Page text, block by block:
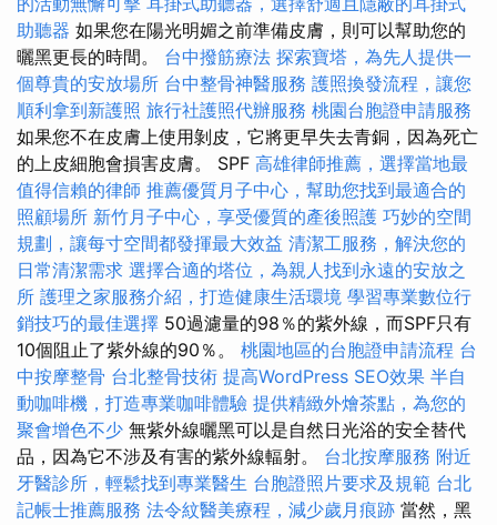
助聽器 如果您在陽光明媚之前準備皮膚，則可以幫助您的
曬黑更長的時間。 台中撥筋療法 探索寶塔，為先人提供一
個尊貴的安放場所 台中整骨神醫服務 護照換發流程，讓您
順利拿到新護照 旅行社護照代辦服務 桃園台胞證申請服務
如果您不在皮膚上使用剝皮，它將更早失去青銅，因為死亡
的上皮細胞會損害皮膚。 SPF 高雄律師推薦，選擇當地最
值得信賴的律師 推薦優質月子中心，幫助您找到最適合的
照顧場所 新竹月子中心，享受優質的產後照護 巧妙的空間
規劃，讓每寸空間都發揮最大效益 清潔工服務，解決您的
日常清潔需求 選擇合適的塔位，為親人找到永遠的安放之
所 護理之家服務介紹，打造健康生活環境 學習專業數位行
銷技巧的最佳選擇 50過濾量的98％的紫外線，而SPF只有
10個阻止了紫外線的90％。 桃園地區的台胞證申請流程 台
中按摩整骨 台北整骨技術 提高WordPress SEO效果 半自
動咖啡機，打造專業咖啡體驗 提供精緻外燴茶點，為您的
聚會增色不少 無紫外線曬黑可以是自然日光浴的安全替代
品，因為它不涉及有害的紫外線輻射。 台北按摩服務 附近
牙醫診所，輕鬆找到專業醫生 台胞證照片要求及規範 台北
記帳士推薦服務 法令紋醫美療程，減少歲月痕跡 當然，黑